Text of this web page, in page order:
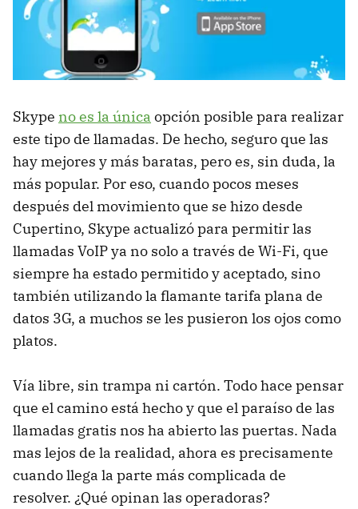
Skype no es la única opción posible para realizar
este tipo de llamadas. De hecho, seguro que las
hay mejores y más baratas, pero es, sin duda, la
más popular. Por eso, cuando pocos meses
después del movimiento que se hizo desde
Cupertino, Skype actualizó para permitir las
llamadas VoIP ya no solo a través de Wi-Fi, que
siempre ha estado permitido y aceptado, sino
también utilizando la flamante tarifa plana de
datos 3G, a muchos se les pusieron los ojos como
platos.
Vía libre, sin trampa ni cartón. Todo hace pensar
que el camino está hecho y que el paraíso de las
llamadas gratis nos ha abierto las puertas. Nada
mas lejos de la realidad, ahora es precisamente
cuando llega la parte más complicada de
resolver. ¿Qué opinan las operadoras?